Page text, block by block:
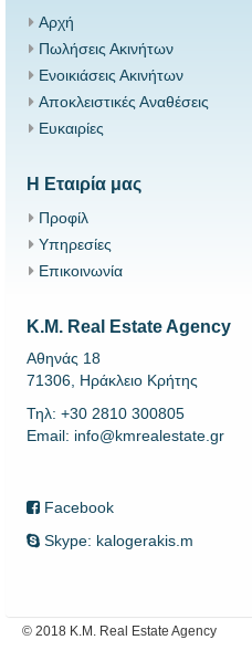
Αρχή
Πωλήσεις Ακινήτων
Ενοικιάσεις Ακινήτων
Αποκλειστικές Αναθέσεις
Ευκαιρίες
Η Εταιρία μας
Προφίλ
Υπηρεσίες
Επικοινωνία
K.M. Real Estate Agency
Αθηνάς 18
71306, Ηράκλειο Κρήτης
Τηλ: +30 2810 300805
Email: info@kmrealestate.gr
Facebook
Skype: kalogerakis.m
© 2018 K.M. Real Estate Agency